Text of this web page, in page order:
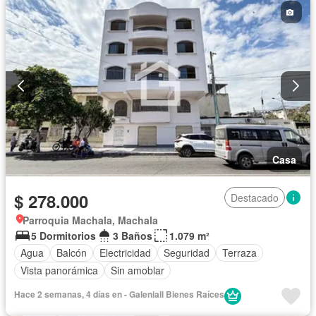
Casa
$ 278.000
Destacado
Parroquia Machala, Machala
5 Dormitorios
3 Baños
1.079 m²
Agua
Balcón Electricidad Seguridad
Terraza
Vista panorámica
Sin amoblar
Hace 2 semanas, 4 días en - Galeniall Bienes Raíces